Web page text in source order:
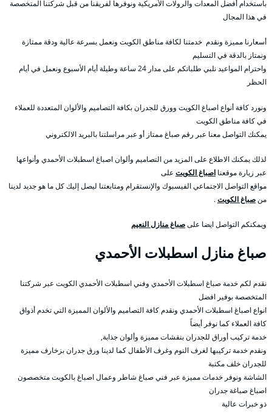
باستخدام أفضل المعدات والرولات الأمريكية ونوفرها لفريقنا من قبل شركتنا المتخصصة
في هذا المجال
أسعارنا مميزة ونقدم خدمتنا لكافة مناطق الكويت ونعمل بسرعة عالية ودقة ممتازة
ونمتاز بالدقة في التسليم
واحترام المواعيد نلبي طلباتكم على مدار 24 ساعة وطيلة أيام الأسبوع ونعمل في أيام
الحظر
ونورد كافة أنواع اصباغ الكويت وورق للجدران بكافة التصاميم والألوان المتعددة للعملاء
في كافة مناطق الكويت
يمكنك التواصل معنا عبر رقم صباغ ممتاز أو عبر مراسلتنا بالبريد الالكتروني
لذلك يمكنك الاطلاع على المزيد من التصاميم وألوان اصباغ اسطبلات الأحمدي وأنواعها
عبر زيارة موقعنا اصباغ الكويت على
مواقع التواصل الاجتماعي الفيسبوك والإنستقرام ومتابعتنا ليصل إليك كل ما هو جديد لدينا
منصباغ الكويت.
ويمكنكم التواصل ايضا علىصباغ منازل النعيم
صباغ منازل اسطبلات الأحمدي
نقدم لكم خدمة صباغ اسطبلات الأحمدي وفني اسطبلات الأحمدي الكويت عبر شركتنا
المتخصصة بوفير افضل
انواع اصباغ اسطبلات الأحمدي ونقدم كافة التصاميم والألوان المميزة التي تخدم أذواق
كافة العملاء كما نوفر أيضاً
خدمة تركيب أوراق للجدران بنقشات مميزة وألوان جذابة,
ونقدم خدمة تركيبها لغرف النوم وغرف الأطفال كما لدينا ورق جدران بزخارف مميزة
للجدران خلف مكتبة
الشاشة ونوفر خدمات مميزة عبر فني صباغ شاطر وعمال اصباغ بالكويت متخصصون
اصباغ صباغة جدران
ذو خبرات عالية